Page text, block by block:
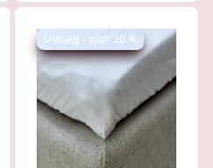
Udsalg - spar 20 %